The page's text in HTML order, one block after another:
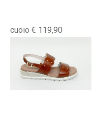
cuoio € 119,90